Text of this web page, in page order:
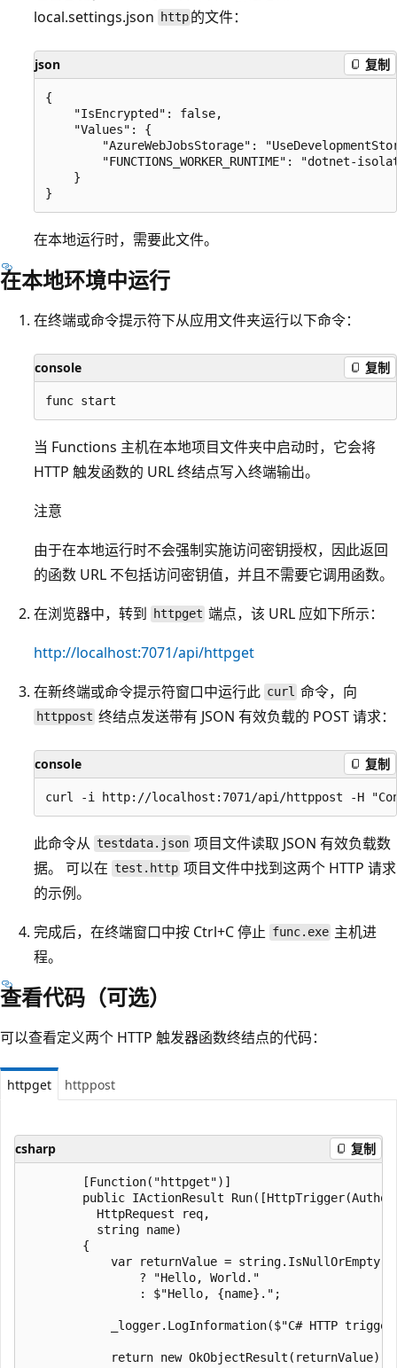
local.settings.json
http 的文件：
json 复制
{
    "IsEncrypted": false,
    "Values": {
"AzureWebJobsStorage":
"FUNCTIONS_WORKER_RUNTIME": "dotnet-
    }
在本地运行时，需要此文件。
在本地环境中运行
在终端或命令提示符下从应用文件夹运行以下命令：
console 复制
当 Functions 主机在本地项目文件夹中启动时，它会将
HTTP 触发函数的 URL 终结点写入终端输出。
注意
由于在本地运行时不会强制实施访问密钥授权，因此返回
的函数 URL 不包括访问密钥值，并且不需要它调用函数。
在浏览器中，转到
httpget 端点，该 URL 应如下所示：
http://localhost:7071/api/httpget
在新终端或命令提示符窗口中运行此 curl 命令，向
httppost 终结点发送带有 JSON 有效负载的 POST 请求：
console 复制
此命令从 testdata.json 项目文件读取 JSON 有效负载数
据。 可以在 test.http 项目文件中找到这两个 HTTP 请求
的示例。
完成后，在终端窗口中按 Ctrl+C 停止 func.exe 主机进
程。
查看代码（可选）
可以查看定义两个 HTTP 触发器函数终结点的代码：
httpget httppost
csharp 复制
        [Function("httpget")]
public IActionResult
          HttpRequest req,
          string name)
        {
var returnValue =
                ? "Hello, World."
                : $"Hello, {name}.";
_logger.LogInformation($"C# HTTP
            return new OkObjectResult(returnValue);